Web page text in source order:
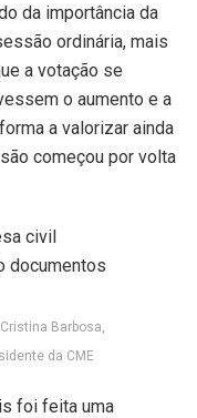
da importância da
ordinária, mais
a votação se
o aumento e a
a valorizar ainda
começou por volta
Barbosa,
da CME
foi feita uma